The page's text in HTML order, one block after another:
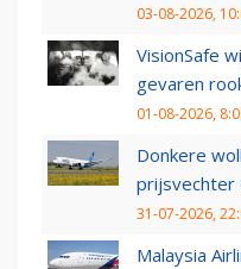
03-08-2026,
VisionSafe
gevaren
01-08-2026,
Donkere
31-07-2026,
Malaysia